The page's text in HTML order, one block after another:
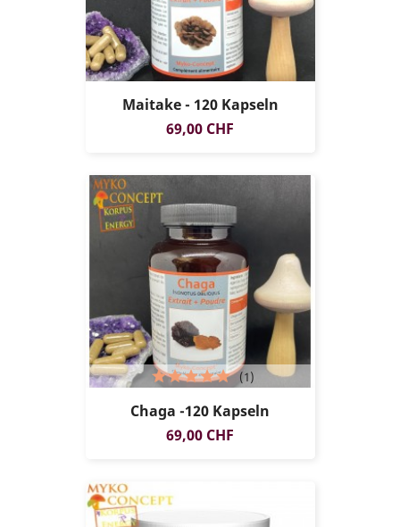
Maitake - 120 Kapseln
Preis
69,00 CHF
Chaga -120 Kapseln
Preis
69,00 CHF
(1)